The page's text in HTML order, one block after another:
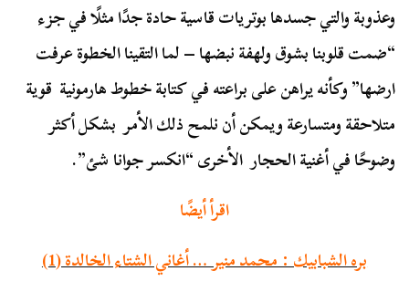
وعذوبة والتي جسدها بوتريات قاسية حادة جدًا مثلًا في جزء
“ضمت قلوبنا بشوق ولهفة نبضها – لما التقينا الخطوة عرفت
ارضها” وكأنه يراهن على براعته في كتابة خطوط هارمونية قوية
متلاحقة ومتسارعة ويمكن أن نلمح ذلك الأمر بشكل أكثر
وضوحًا في أغنية الحجار الأخرى “انكسر جوانا شئ”.
اقرأ أيضًا
بره الشبابيك : محمد منير … أغاني الشتاء الخالدة (1)